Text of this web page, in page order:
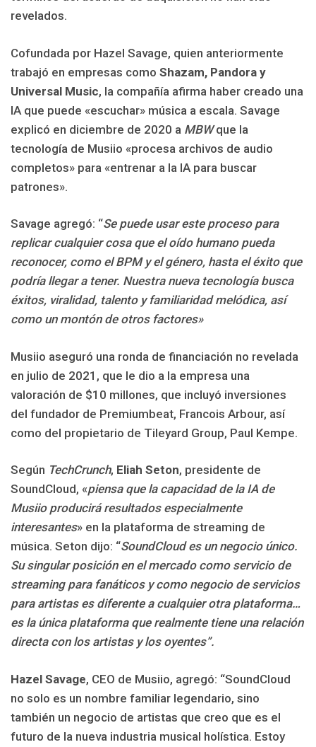
revelados.
Cofundada por Hazel Savage, quien anteriormente
trabajó en empresas como Shazam, Pandora y
Universal Music, la compañía afirma haber creado una
IA que puede «escuchar» música a escala. Savage
explicó en diciembre de 2020 a MBWque la
tecnología de Musiio «procesa archivos de audio
completos» para «entrenar a la IA para buscar
patrones».
Savage agregó: “Se puede usar este proceso para
replicar cualquier cosa que el oído humano pueda
reconocer, como el BPM y el género, hasta el éxito que
podría llegar a tener. Nuestra nueva tecnología busca
éxitos, viralidad, talento y familiaridad melódica, así
como un montón de otros factores»
Musiio aseguró una ronda de financiación no revelada
en julio de 2021, que le dio a la empresa una
valoración de $10 millones, que incluyó inversiones
del fundador de Premiumbeat, Francois Arbour, así
como del propietario de Tileyard Group, Paul Kempe.
Según TechCrunch, Eliah Seton, presidente de
SoundCloud, «piensa que la capacidad de la IA de
Musiio producirá resultados especialmente
interesantes» en la plataforma de streaming de
música. Seton dijo: “SoundCloud es un negocio único.
Su singular posición en el mercado como servicio de
streaming para fanáticos y como negocio de servicios
para artistas es diferente a cualquier otra plataforma…
es la única plataforma que realmente tiene una relación
directa con los artistas y los oyentes”.
Hazel Savage, CEO de Musiio, agregó: “SoundCloud
no solo es un nombre familiar legendario, sino
también un negocio de artistas que creo que es el
futuro de la nueva industria musical holística. Estoy